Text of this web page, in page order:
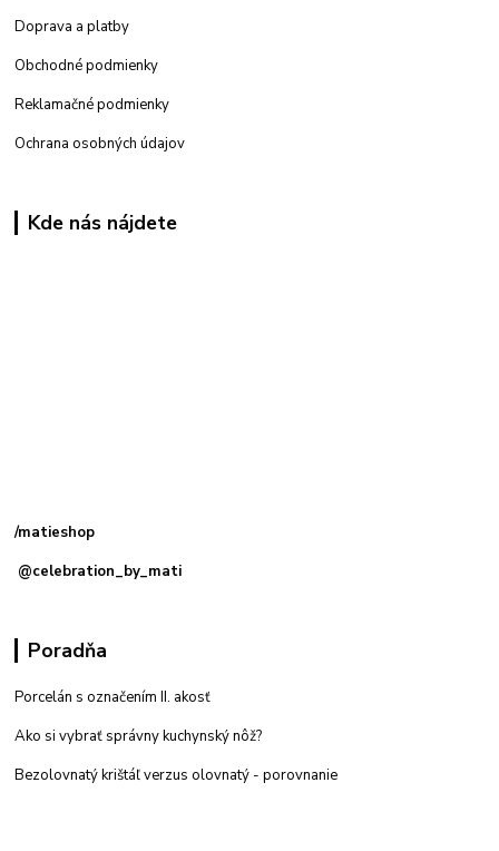
Doprava a platby
Obchodné podmienky
Reklamačné podmienky
Ochrana osobných údajov
Kde nás nájdete
/matieshop
@celebration_by_mati
Poradňa
Porcelán s označením II. akosť
Ako si vybrať správny kuchynský nôž?
Bezolovnatý krištáľ verzus olovnatý - porovnanie